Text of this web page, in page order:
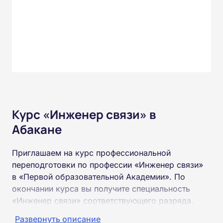
Курс «Инженер связи» в
Абакане
Приглашаем на курс профессиональной
переподготовки по профессии «Инженер связи»
в «Первой образовательной Академии». По
окончании курса вы получите специальность
«Инженер связи» соответствующего разряда.
Развернуть описание